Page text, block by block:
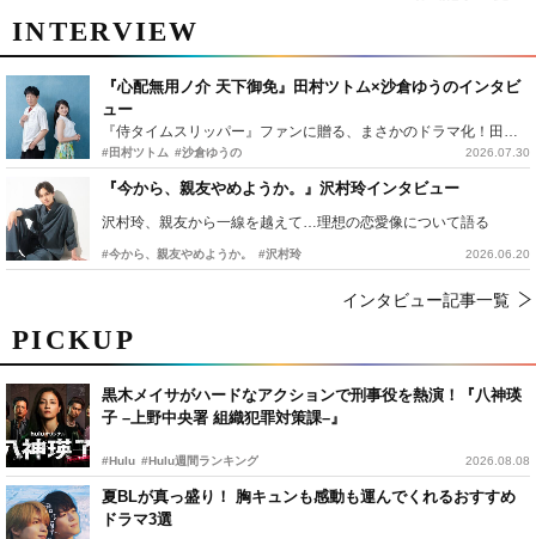
PICKUP
黒木メイサがハードなアクションで刑事役を熱演！『八神瑛
子 –上野中央署 組織犯罪対策課–』
#Hulu #Hulu週間ランキング 2026.08.08
夏BLが真っ盛り！ 胸キュンも感動も運んでくれるおすすめ
ドラマ3選
INTERVIEW
『心配無用ノ介 天下御免』田村ツトム×沙倉ゆうのインタビ
ュー
『侍タイムスリッパー』ファンに贈る、まさかのドラマ化！田村ツトム×沙倉ゆうのが語る『心配無用ノ介』撮影秘話
#田村ツトム #沙倉ゆうの 2026.07.30
『今から、親友やめようか。』沢村玲インタビュー
沢村玲、親友から一線を越えて…理想の恋愛像について語る
#今から、親友やめようか。 #沢村玲 2026.06.20
インタビュー記事一覧